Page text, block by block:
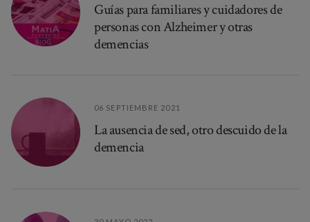
Guías para familiares y cuidadores de
personas con Alzheimer y otras
demencias
06 SEPTIEMBRE 2021
La ausencia de sed, otro descuido de la
demencia